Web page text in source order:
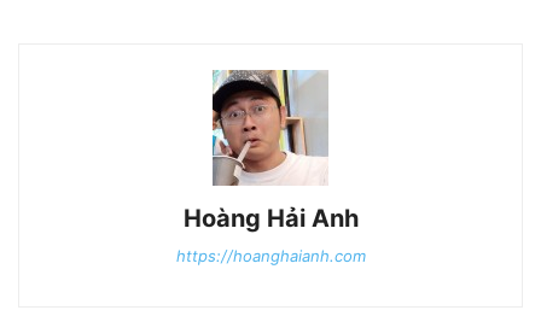
Hoàng Hải Anh
https://hoanghaianh.com